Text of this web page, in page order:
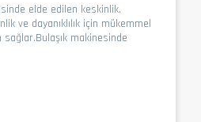
elde edilen keskinlik,
ve dayanıklılık için mükemmel
makinesinde